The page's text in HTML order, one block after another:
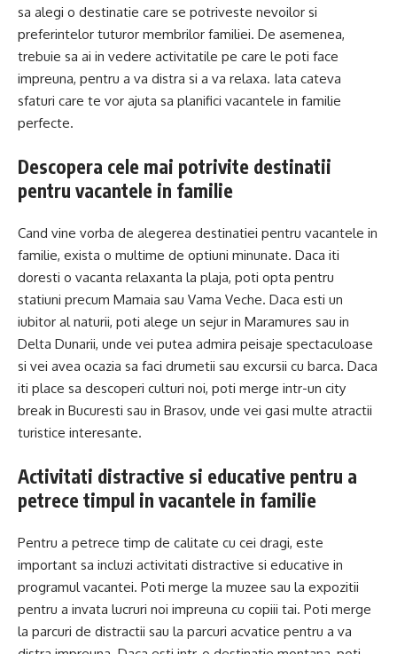
sa alegi o destinatie care se potriveste nevoilor si
preferintelor tuturor membrilor familiei. De asemenea,
trebuie sa ai in vedere activitatile pe care le poti face
impreuna, pentru a va distra si a va relaxa. Iata cateva
sfaturi care te vor ajuta sa planifici vacantele in familie
perfecte.
Descopera cele mai potrivite destinatii
pentru vacantele in familie
Cand vine vorba de alegerea destinatiei pentru vacantele in
familie, exista o multime de optiuni minunate. Daca iti
doresti o vacanta relaxanta la plaja, poti opta pentru
statiuni precum Mamaia sau Vama Veche. Daca esti un
iubitor al naturii, poti alege un sejur in Maramures sau in
Delta Dunarii, unde vei putea admira peisaje spectaculoase
si vei avea ocazia sa faci drumetii sau excursii cu barca. Daca
iti place sa descoperi culturi noi, poti merge intr-un city
break in Bucuresti sau in Brasov, unde vei gasi multe atractii
turistice interesante.
Activitati distractive si educative pentru a
petrece timpul in vacantele in familie
Pentru a petrece timp de calitate cu cei dragi, este
important sa incluzi activitati distractive si educative in
programul vacantei. Poti merge la muzee sau la expozitii
pentru a invata lucruri noi impreuna cu copiii tai. Poti merge
la parcuri de distractii sau la parcuri acvatice pentru a va